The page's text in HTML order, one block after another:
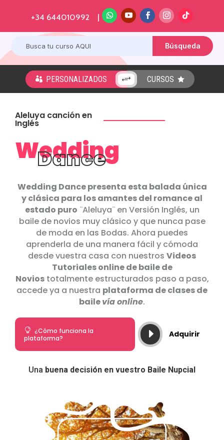
+34 644010992 |
 PERSONALIZADOS + CURSOS 
Aleluya canción en
Inglés
Wedding
Dance
Wedding Dance presenta esta balada única
y clásica para los amantes del romance al
estado puro ¨Aleluya¨ en Versión Inglés, un
baile de novios muy clásico y que nunca pase
de moda en las Bodas. Ahora puedes
aprenderla de una manera fácil y cómoda
desde vuestra casa con nuestros Videos
Tutoriales online de baile de
Noviostotalmente estructurados paso a paso,
accede ya a nuestra plataforma de clases de
bailevía online.
 ¿Cómo funciona la
plataforma?
E Adquirir
Una buena decisión en vuestro Baile Nupcial